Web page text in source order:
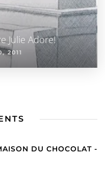
Julie Adore!
2011
DU CHOCOLAT -